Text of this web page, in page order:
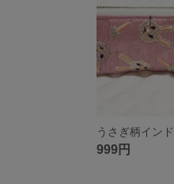
999円